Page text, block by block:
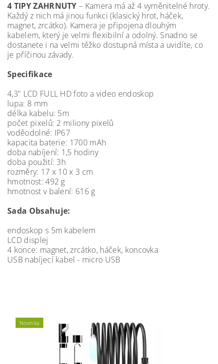
4 TIPY ZAHRNUTY – Kamera má až 4 vyměnitelné hroty.
Každý z nich má jinou funkci (klasický hrot, háček,
magnet, zrcátko). Kamera je připojena dlouhým
kabelem, který je velmi flexibilní a odolný. Snadno se
dostanete i na velmi těžko dostupná místa a uvidíte, co
je příčinou závady.
Specifikace
4,3" LCD FULL HD foto a video endoskop
lupa: 8 mm
délka kabelu: 5m
počet pixelů: 2 miliony pixelů
voděodolné: IP67
kapacita baterie: 1700 mAh
doba nabíjení: 1,5 hodiny
doba použití: 3h
rozměry: 17 x 10 x 3 cm
hmotnost: 492 g
hmotnost v balení: 616 g
Sada Obsahuje:
endoskop s 5m kabelem
LCD displej
4 konce: magnet, zrcátko, háček, koncovka
USB nabíjecí kabel - micro USB
Novinka